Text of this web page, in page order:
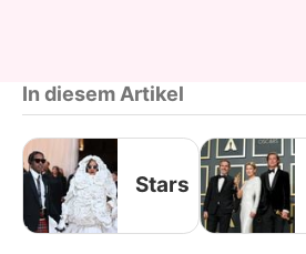
In diesem Artikel
Stars